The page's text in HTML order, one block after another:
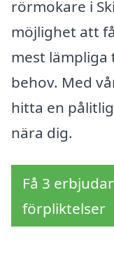
rörmokare i
möjlighet att
mest lämpliga
behov. Med
hitta en
nära dig.
Få 3
förpliktelser